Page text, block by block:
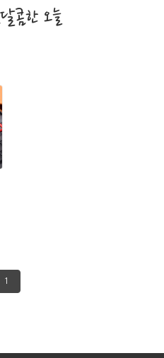
콤한 오늘
1